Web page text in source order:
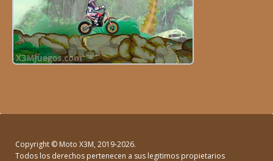
Copyright © Moto X3M, 2019-2026.
Todos los derechos pertenecen a sus legitimos propietarios